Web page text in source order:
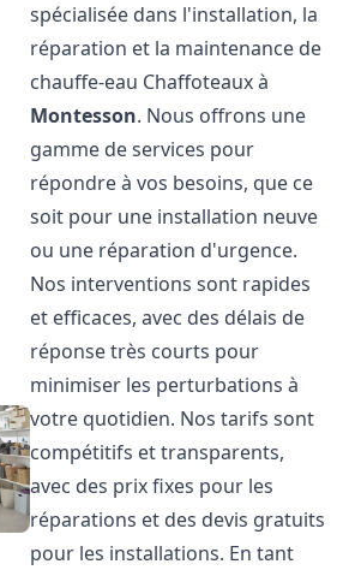
spécialisée dans l'installation, la
réparation et la maintenance de
chauffe-eau Chaffoteaux à
Montesson. Nous offrons une
gamme de services pour
répondre à vos besoins, que ce
soit pour une installation neuve
ou une réparation d'urgence.
Nos interventions sont rapides
et efficaces, avec des délais de
réponse très courts pour
minimiser les perturbations à
votre quotidien. Nos tarifs sont
compétitifs et transparents,
avec des prix fixes pour les
réparations et des devis gratuits
pour les installations. En tant